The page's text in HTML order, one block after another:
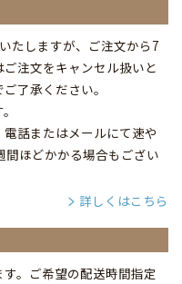
たしますが、ご注文から7
注文をキャンセル扱いと
了承ください。
話またはメールにて速や
ほどかかる場合もござい
詳しくはこちら
。ご希望の配送時間指定